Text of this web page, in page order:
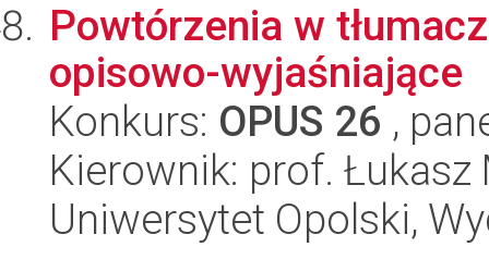
Powtórzenia w
opisowo-wyjaśniające
Konkurs: OPUS 26 ,
Kierownik: prof. Łukasz
Uniwersytet Opolski,